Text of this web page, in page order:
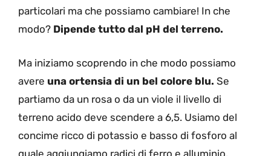
particolari ma che possiamo cambiare! In che
modo? Dipende tutto dal pH del terreno.
Ma iniziamo scoprendo in che modo possiamo
avere una ortensia di un bel colore blu. Se
partiamo da un rosa o da un viole il livello di
terreno acido deve scendere a 6,5. Usiamo del
concime ricco di potassio e basso di fosforo al
quale aggiungiamo radici di ferro e alluminio.